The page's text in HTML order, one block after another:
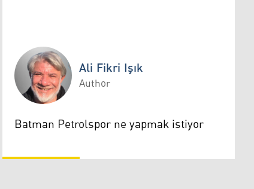
Ali Fikri Işık
Ali Fikri Işık
Author
Batman Petrolspor ne yapmak istiyor